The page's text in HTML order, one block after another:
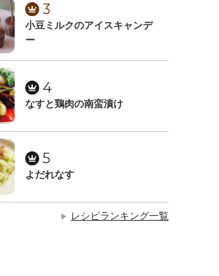
3
小豆ミルクのアイスキャンデ
ー
4
なすと鶏肉の南蛮漬け
5
よだれなす
▶ レシピランキング一覧